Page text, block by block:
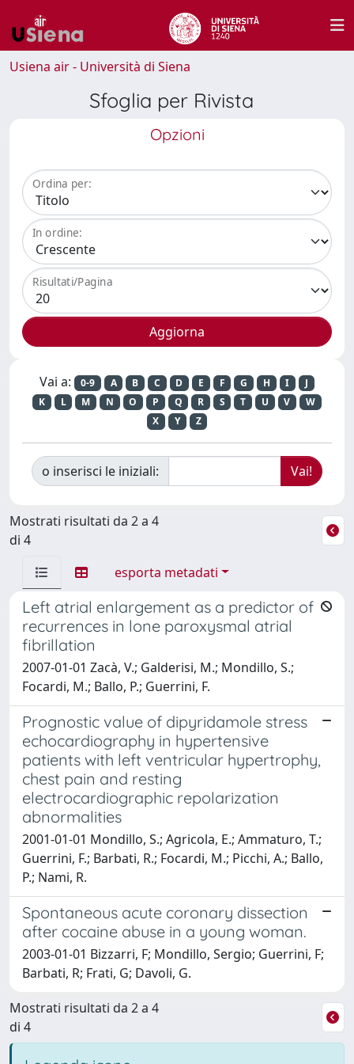
Usiena air - Università di Siena
Sfoglia per Rivista
Opzioni
Ordina per:
In ordine:
Risultati/Pagina
Vai a: 0-9 A B C D E F G H I
J
K
L M N O P Q R S T U V
W
X
Y Z
o inserisci le iniziali:
Mostrati risultati da 2 a 4
di 4
esporta metadati
Left atrial enlargement as a predictor of
recurrences in lone paroxysmal atrial
fibrillation
2007-01-01 Zacà, V.; Galderisi, M.; Mondillo, S.;
Focardi, M.; Ballo, P.; Guerrini, F.
Prognostic value of dipyridamole stress
echocardiography in hypertensive
patients with left ventricular hypertrophy,
chest pain and resting
electrocardiographic repolarization
abnormalities
2001-01-01 Mondillo, S.; Agricola, E.; Ammaturo, T.;
Guerrini, F.; Barbati, R.; Focardi, M.; Picchi, A.; Ballo,
P.; Nami, R.
Spontaneous acute coronary dissection
after cocaine abuse in a young woman.
2003-01-01 Bizzarri, F; Mondillo, Sergio; Guerrini, F;
Barbati, R; Frati, G; Davoli, G.
Mostrati risultati da 2 a 4
di 4